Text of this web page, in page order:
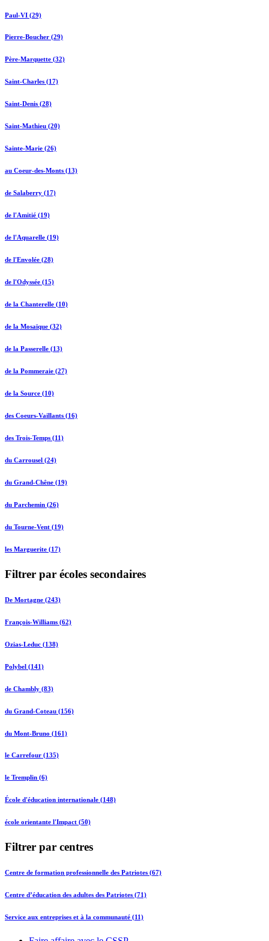
Paul-VI (29)
Pierre-Boucher (29)
Père-Marquette (32)
Saint-Charles (17)
Saint-Denis (28)
Saint-Mathieu (20)
Sainte-Marie (26)
au Coeur-des-Monts (13)
de Salaberry (17)
de l'Amitié (19)
de l'Aquarelle (19)
de l'Envolée (28)
de l'Odyssée (15)
de la Chanterelle (10)
de la Mosaïque (32)
de la Passerelle (13)
de la Pommeraie (27)
de la Source (10)
des Coeurs-Vaillants (16)
des Trois-Temps (11)
du Carrousel (24)
du Grand-Chêne (19)
du Parchemin (26)
du Tourne-Vent (19)
les Marguerite (17)
Filtrer par écoles secondaires
De Mortagne (243)
François-Williams (62)
Ozias-Leduc (138)
Polybel (141)
de Chambly (83)
du Grand-Coteau (156)
du Mont-Bruno (161)
le Carrefour (135)
le Tremplin (6)
École d'éducation internationale (148)
école orientante l'Impact (50)
Filtrer par centres
Centre de formation professionnelle des Patriotes (67)
Centre d’éducation des adultes des Patriotes (71)
Service aux entreprises et à la communauté (11)